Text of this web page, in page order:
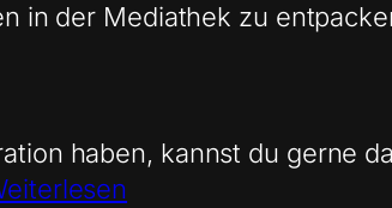
in der Mediathek zu
haben, kannst du gerne